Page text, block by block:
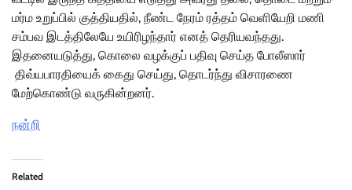
மர்ம உறுப்பில் குத்தியதில், நீண்ட நேரம் ரத்தம் வெளியேறி மணி
சம்பவ இடத்திலேயே உயிரிழந்தார் எனத் தெரியவந்தது.
இதனையடுத்து, கொலை வழக்குப் பதிவு செய்த போலீஸார்
திவ்யபாரதியைக் கைது செய்து, தொடர்ந்து விசாரணை
மேற்கொண்டு வருகின்றனர்.
நன்றி
Related